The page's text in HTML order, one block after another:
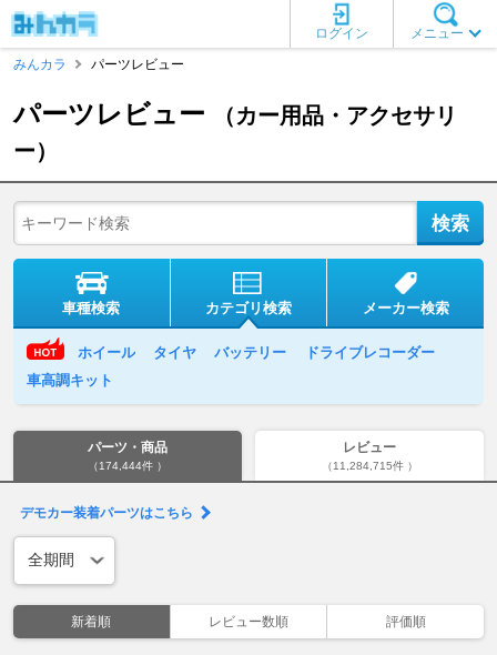
メニュー
ログイン
みんカラ
パーツレビュー
パーツレビュー
（カー用品・アクセサリ
ー）
車種検索 カテゴリ検索 メーカー検索
ホイール タイヤ バッテリー
ドライブレコーダー
車高調キット
パーツ・商品
（174,444件 ）
レビュー
（11,284,715件 ）
デモカー装着パーツはこちら
新着順 レビュー数順 評価順